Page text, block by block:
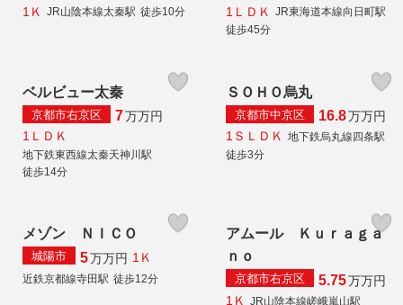
1Ｋ
JR山陰本線太秦駅 徒歩10分
1ＬＤＫ
JR東海道本線向日町駅
徒歩45分
ベルビュー太秦
京都市右京区 7万万円
1ＬＤＫ
地下鉄東西線太秦天神川駅
徒歩14分
ＳＯＨＯ烏丸
京都市中京区 16.8万万円
1ＳＬＤＫ 地下鉄烏丸線四条駅
徒歩3分
メゾン ＮＩＣＯ
城陽市 5万万円 1Ｋ
近鉄京都線寺田駅 徒歩12分
アムール Ｋｕｒａｇａ
ｎｏ
京都市右京区 5.75万万円
1Ｋ
JR山陰本線嵯峨嵐山駅